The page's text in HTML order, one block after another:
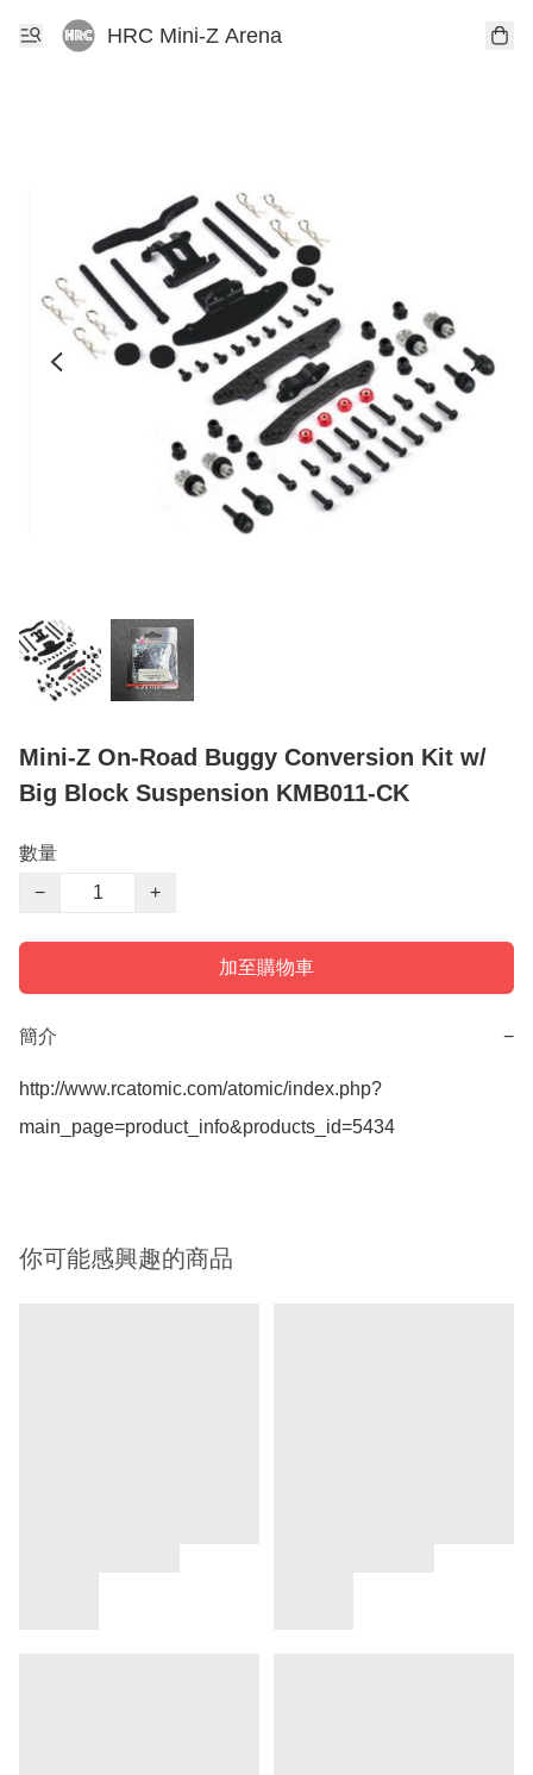
HRC Mini-Z Arena
Mini-Z On-Road Buggy Conversion Kit w/
Big Block Suspension KMB011-CK
數量
−
+
加至購物車
簡介 −
http://www.rcatomic.com/atomic/index.php?
main_page=product_info&products_id=5434
你可能感興趣的商品